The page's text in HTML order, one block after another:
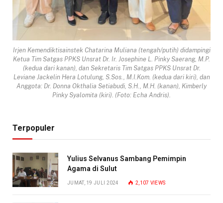
Irjen Kemendiktisainstek Chatarina Muliana (tengah/putih) didampingi
Ketua Tim Satgas PPKS Unsrat Dr. Ir. Josephine L. Pinky Saerang, M.P.
(kedua dari kanan), dan Sekretaris Tim Satgas PPKS Unsrat Dr.
Leviane Jackelin Hera Lotulung, S.Sos., M.I.Kom. (kedua dari kiri), dan
Anggota: Dr. Donna Okthalia Setiabudi, S.H., M.H. (kanan), Kimberly
Pinky Syalomita (kiri). (Foto: Echa Andris).
Terpopuler
Yulius Selvanus Sambang Pemimpin
Agama di Sulut
JUMAT, 19 JULI 2024 2,107 VIEWS